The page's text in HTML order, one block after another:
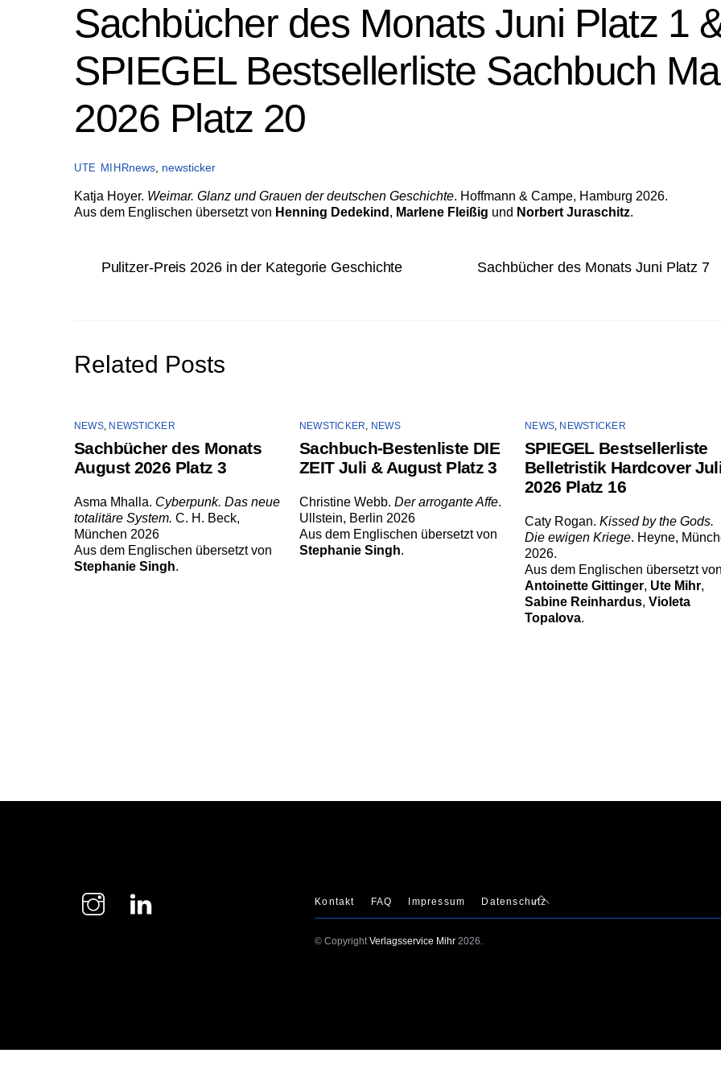
Sachbücher des Monats Juni Platz 1
SPIEGEL Bestsellerliste Sachbuch
2026 Platz 20
UTE MIHRnews newsticker
Katja Hoyer. Weimar. Glanz und Grauen der deutschen Geschichte. Hoffmann & Campe, Hamburg 2026.
Aus dem Englischen übersetzt von Henning Dedekind , Marlene Fleißig und Norbert Juraschitz.
Pulitzer-Preis 2026 in der Kategorie Geschichte Sachbücher des Monats Juni Platz 7
Related Posts
NEWS, NEWSTICKER
Sachbücher des Monats
August 2026 Platz 3
Asma Mhalla. Cyberpunk. Das neue
totalitäre System. C. H. Beck,
München 2026
Aus dem Englischen übersetzt von
Stephanie Singh.
NEWSTICKER, NEWS
Sachbuch-Bestenliste DIE
ZEIT Juli & August Platz 3
Christine Webb.Der arrogante Affe.
Ullstein, Berlin 2026
Aus dem Englischen übersetzt von
Stephanie Singh.
NEWS, NEWSTICKER
SPIEGEL Bestsellerliste
Belletristik Hardcover
2026 Platz 16
Caty Rogan.Kissed by the Gods.
Die ewigen Kriege. Heyne,
2026.
Aus dem Englischen übersetzt von
Antoinette Gittinger, Ute Mihr,
Sabine Reinhardus,Violeta
Topalova.
Back
Instagram
Kontakt
FAQ Impressum Datenschutz
© CopyrightVerlagsservice Mihr 2026.